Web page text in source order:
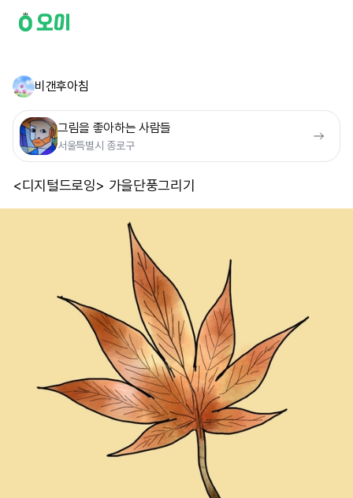
비갠후아침
그림을 좋아하는 사람들
서울특별시 종로구
<디지털드로잉> 가을단풍그리기